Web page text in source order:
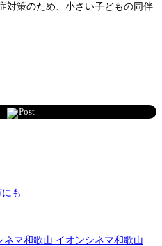
対策のため、小さい子どもの同伴
Post
も
マ和歌山 イオンシネマ和歌山